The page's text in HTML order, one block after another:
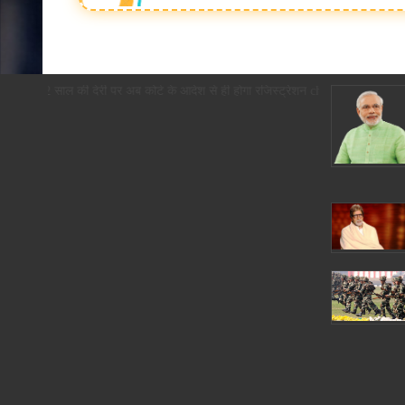
2 साल की देरी पर अब कोर्ट के आदेश से ही होगा रजिस्ट्रेशन chief editor Uttam